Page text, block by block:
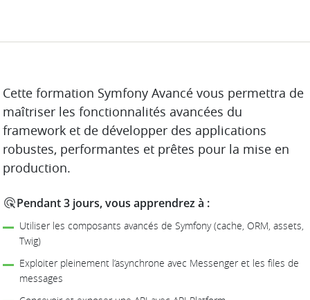
DESCRIPTION
Cette formation Symfony Avancé vous permettra de
maîtriser les fonctionnalités avancées du
framework et de développer des applications
robustes, performantes et prêtes pour la mise en
production.
Pendant 3 jours, vous apprendrez à :
Utiliser les composants avancés de Symfony (cache, ORM, assets,
Twig)
Exploiter pleinement l’asynchrone avec Messenger et les files de
messages